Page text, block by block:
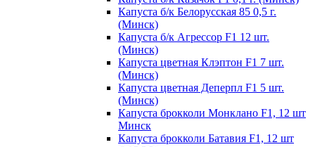
Капуста б/к Белорусская 85 0,5 г.
(Минск)
Капуста б/к Агрессор F1 12 шт.
(Минск)
Капуста цветная Клэптон F1 7 шт.
(Минск)
Капуста цветная Деперпл F1 5 шт.
(Минск)
Капуста брокколи Монклано F1, 12 шт
Минск
Капуста брокколи Батавия F1, 12 шт